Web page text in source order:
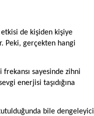
etkisi de kişiden kişiye
Peki, gerçekten hangi
sayesinde zihni
enerjisi taşıdığına
bile dengeleyici